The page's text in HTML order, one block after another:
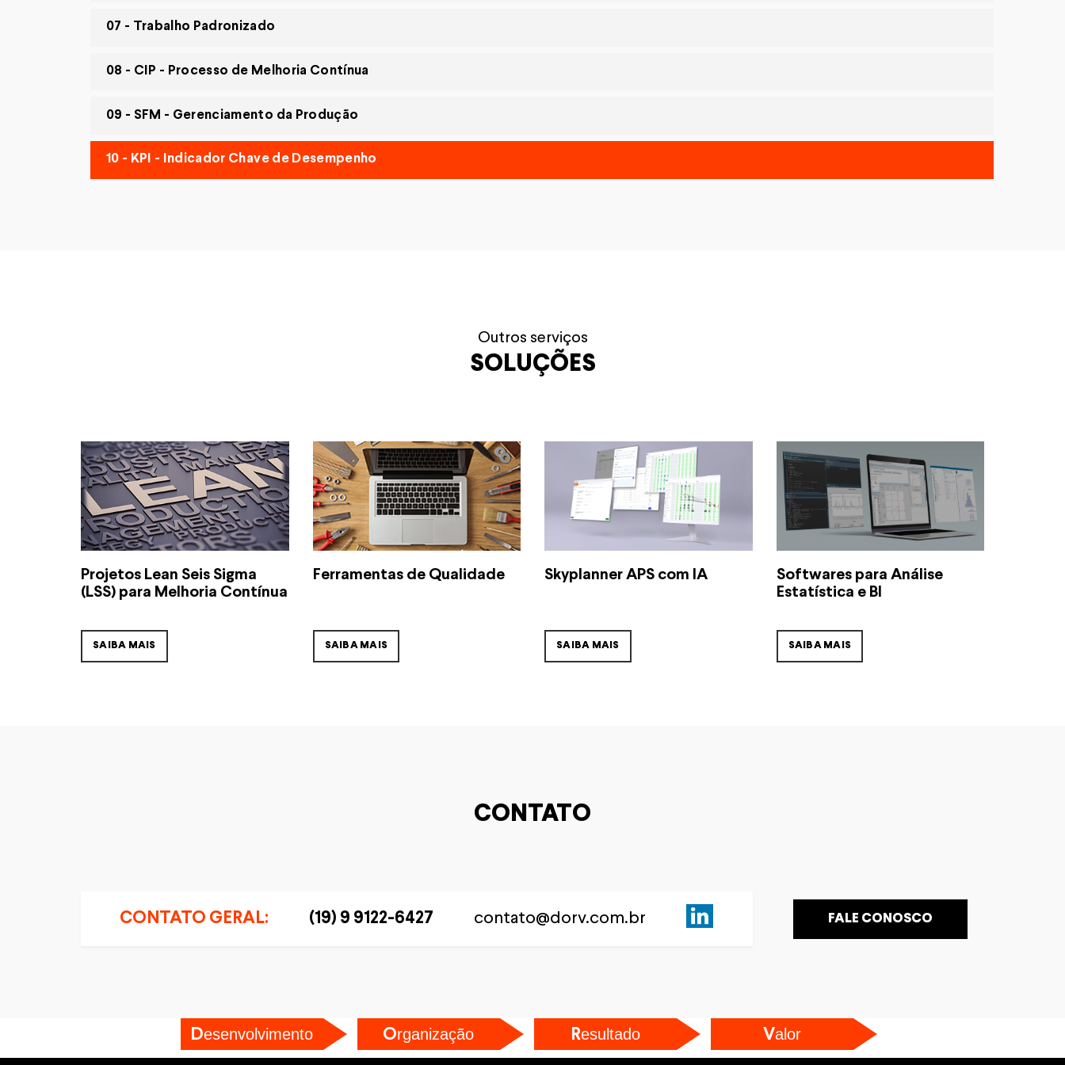
07 - Trabalho Padronizado
08 - CIP - Processo de Melhoria Contínua
09 - SFM - Gerenciamento da Produção
10 - KPI - Indicador Chave de Desempenho
Outros serviços
SOLUÇÕES
Projetos Lean Seis Sigma
(LSS) para Melhoria Contínua
SAIBA MAIS
Ferramentas de Qualidade
SAIBA MAIS
Skyplanner APS com IA
SAIBA MAIS
Softwares para Análise
Estatística e BI
SAIBA MAIS
CONTATO
CONTATO GERAL: (19) 9 9122-6427 contato@dorv.com.br FALE CONOSCO
Desenvolvimento Organização Resultado Valor